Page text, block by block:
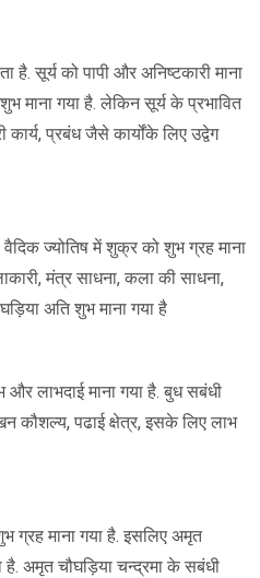
है. सूर्य को पापी और अनिष्टकारी माना
माना गया है. लेकिन सूर्य के प्रभावित
प्रबंध जैसे कार्योंके लिए उद्वेग
ज्योतिष में शुक्र को शुभ ग्रह माना
मंत्र साधना, कला की साधना,
अति शुभ माना गया है
लाभदाई माना गया है. बुध सबंधी
कौशल्य, पढाई क्षेत्र, इसके लिए लाभ
ग्रह माना गया है. इसलिए अमृत
है. अमृत चौघड़िया चन्द्रमा के सबंधी